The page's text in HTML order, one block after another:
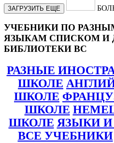
ЗАГРУЗИТЬ ЕЩЕ
УЧЕБНИКИ ПО
ЯЗЫКАМ СПИСКОМ И
БИБЛИОТЕКИ ВС
РАЗНЫЕ
ШКОЛЕ
ШКОЛЕ
ШКОЛЕ
ШКОЛЕ ЯЗЫКИ
ВСЕ УЧЕБНИКИ